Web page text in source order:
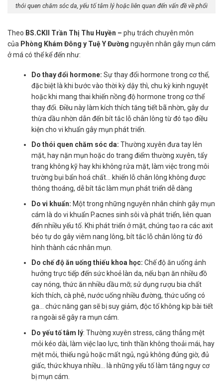
thói quen chăm sóc da, yếu tố tâm lý hoặc liên quan đến vấn đề về phổi
Theo BS.CKII Trần Thị Thu Huyền – phụ trách chuyên môn
của Phòng Khám Đông y Tuệ Y Đường nguyên nhân gây mụn cám
ở má có thể kể đến như:
Do thay đổi hormone: Sự thay đổi hormone trong cơ thể,
đặc biệt là khi bước vào thời kỳ dậy thì, chu kỳ kinh nguyệt
hoặc khi mang thai khiến nồng độ hormone trong cơ thể
thay đổi. Điều này làm kích thích tăng tiết bã nhờn, gây dư
thừa dầu nhờn dẫn đến bít tắc lỗ chân lông từ đó tạo điều
kiện cho vi khuẩn gây mụn phát triển.
Do thói quen chăm sóc da: Thường xuyên đưa tay lên
mặt, hay nặn mụn hoặc do trang điểm thường xuyên, tẩy
trang không kỹ hay khi không rửa mặt, làm việc trong môi
trường bụi bẩn hoá chất… khiến lỗ chân lông không được
thông thoáng, dễ bít tắc làm mụn phát triển dễ dàng
Do vi khuẩn: Một trong những nguyên nhân chính gây mụn
cám là do vi khuẩn P.acnes sinh sôi và phát triển, liên quan
đến nhiều yếu tố. Khi phát triển ở mặt, chúng tạo ra các axit
béo tự do gây viêm nang lông, bít tắc lỗ chân lông từ đó
hình thành các nhân mụn.
Do chế độ ăn uống thiếu khoa học: Chế độ ăn uống ảnh
hưởng trực tiếp đến sức khoẻ làn da, nếu bạn ăn nhiều đồ
cay nóng, thức ăn nhiều dầu mỡ; sử dụng rượu bia chất
kích thích, cà phê, nước uống nhiều đường, thức uống có
ga… chức năng gan sẽ bị suy giảm, độc tố không kịp bài tiết
ra ngoài sẽ gây ra mụn cám.
Do yếu tố tâm lý: Thường xuyên stress, căng thẳng mệt
mỏi kéo dài, làm việc lao lực, tinh thần không thoải mái, hay
mệt mỏi, thiếu ngủ hoặc mất ngủ, ngủ không đúng giờ, đủ
giấc, thức khuya nhiều… là những yếu tố làm tăng nguy cơ
bị mụn cám.